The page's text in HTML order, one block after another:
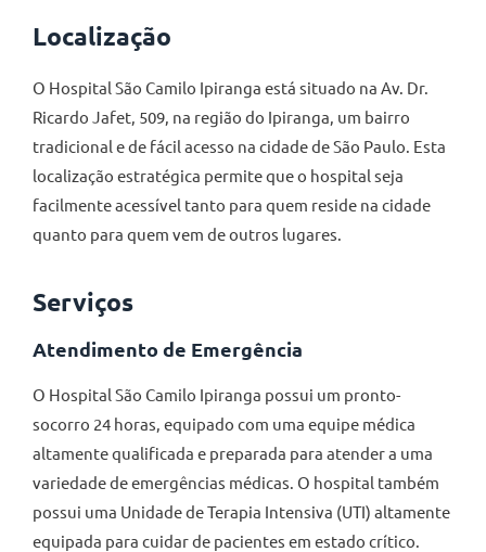
Localização
O Hospital São Camilo Ipiranga está situado na Av. Dr.
Ricardo Jafet, 509, na região do Ipiranga, um bairro
tradicional e de fácil acesso na cidade de São Paulo. Esta
localização estratégica permite que o hospital seja
facilmente acessível tanto para quem reside na cidade
quanto para quem vem de outros lugares.
Serviços
Atendimento de Emergência
O Hospital São Camilo Ipiranga possui um pronto-
socorro 24 horas, equipado com uma equipe médica
altamente qualificada e preparada para atender a uma
variedade de emergências médicas. O hospital também
possui uma Unidade de Terapia Intensiva (UTI) altamente
equipada para cuidar de pacientes em estado crítico.